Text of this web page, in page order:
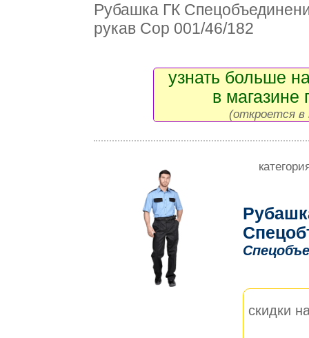
Рубашка ГК
рукав Сор 001/46/182
узнать больше
в магазине
(откроется в
скидки